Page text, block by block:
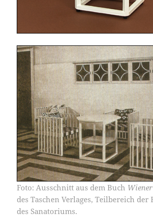
Foto: Ausschnitt aus dem Buch
des Taschen Verlages, Teilbereich der
des Sanatoriums.